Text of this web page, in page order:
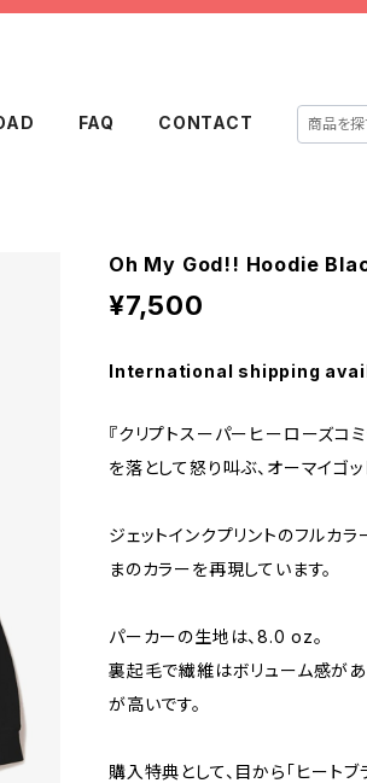
FAQ CONTACT
Oh My God!! Hoodie
¥7,500
International shipping
『クリプトスーパーヒーローズコ
を落として怒り叫ぶ、オーマイゴッ
ジェットインクプリントのフルカ
まのカラーを再現しています。
パーカーの生地は、8.0 oz。
裏起毛で繊維はボリューム感があ
が高いです。
購入特典として、目から「ヒートブ